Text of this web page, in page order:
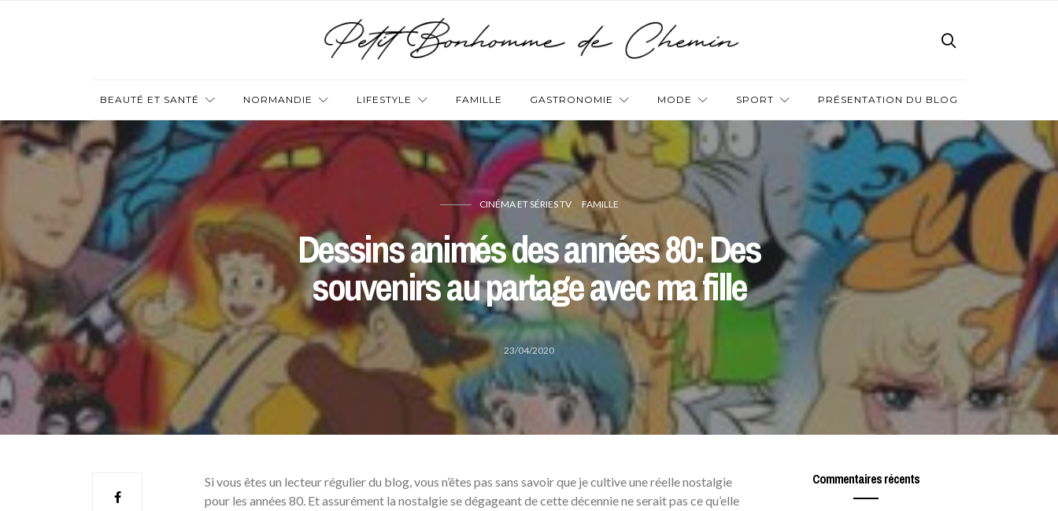
BEAUTÉ ET SANTÉ NORMANDIE LIFESTYLE FAMILLE GASTRONOMIE MODE SPORT PRÉSENTATION DU BLOG
CINÉMA ET SÉRIES TV FAMILLE
Dessins animés des années 80: Des
souvenirs au partage avec ma fille
23/04/2020
Si vous êtes un lecteur régulier du blog, vous n’êtes pas sans savoir que je cultive une réelle nostalgie
pour les années 80. Et assurément la nostalgie se dégageant de cette décennie ne serait pas ce qu’elle
Commentaires récents